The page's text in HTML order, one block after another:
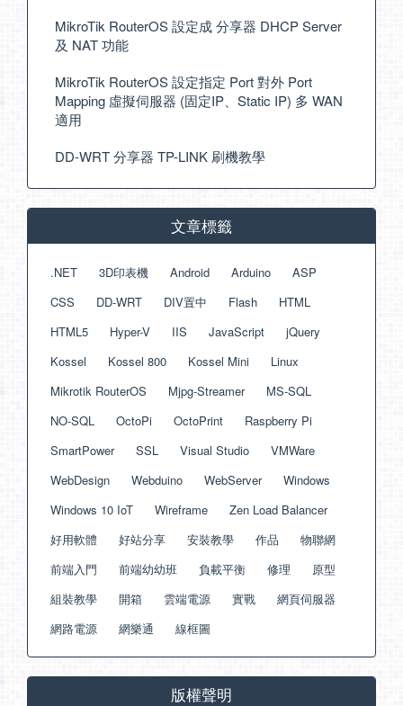
MikroTik RouterOS 設定成 分享器 DHCP Server
及 NAT 功能
MikroTik RouterOS 設定指定 Port 對外 Port
Mapping 虛擬伺服器 (固定IP、Static IP) 多 WAN
適用
DD-WRT 分享器 TP-LINK 刷機教學
文章標籤
.NET 3D印表機 Android Arduino
ASP
CSS
DD-WRT DIV置中 Flash
HTML
HTML5
Hyper-V IIS JavaScript
jQuery
Kossel
Kossel 800 Kossel Mini
Linux
Mikrotik RouterOS
Mjpg-Streamer
MS-SQL
NO-SQL
OctoPi OctoPrint
Raspberry Pi
SmartPower
SSL Visual Studio
VMWare
WebDesign
Webduino WebServer
Windows
Windows 10 IoT
Wireframe
Zen Load Balancer
好用軟體
好站分享 安裝教學 作品
物聯網
前端入門
前端幼幼班 負載平衡 修理
原型
組裝教學
開箱 雲端電源 實戰
網頁伺服器
網路電源
網樂通 線框圖
版權聲明